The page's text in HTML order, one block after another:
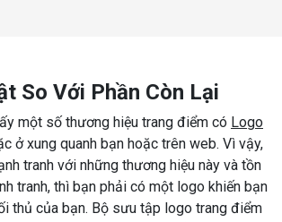
So Với Phần Còn Lại
một số thương hiệu trang điểm có Logo
ở xung quanh bạn hoặc trên web. Vì vậy,
tranh với những thương hiệu này và tồn
tranh, thì bạn phải có một logo khiến bạn
thủ của bạn. Bộ sưu tập logo trang điểm